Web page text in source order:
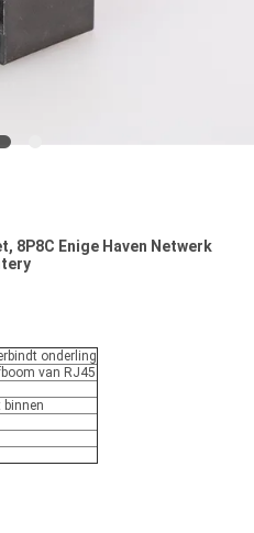
8P8C Enige Haven Netwerk
onderling
van RJ45
binnen